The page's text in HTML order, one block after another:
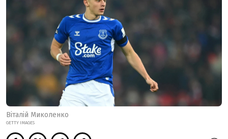
Віталій Миколенко
GETTY IMAGES